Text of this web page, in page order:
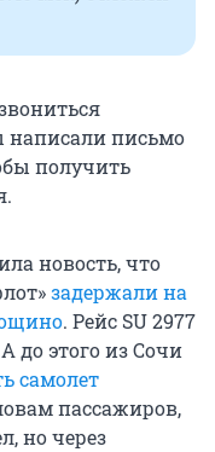
написали письмо
получить
новость, что
задержали на
. Рейс SU 2977
до этого из Сочи
самолет
пассажиров,
но через